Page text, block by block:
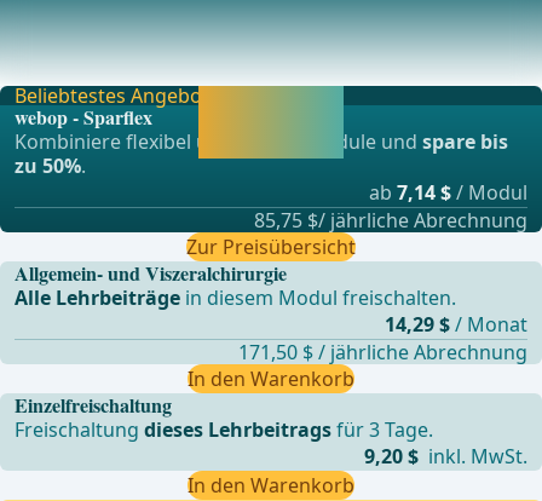
Evaluation of a Strategy Based on the 3-month Screening
Biopsy to Optimize the Immunosuppression in
Einzelfreischaltung
Freischaltungdieses Lehrbeitragsfür 3 Tage.
9,20 $ inkl. MwSt.
In den Warenkorb
Beliebtestes Angebot
webop - Sparflex
Kombiniere flexibel unsere Lernmodule undspare bis
zu 50%.
ab 7,14 $/ Modul
85,75 $/ jährliche Abrechnung
Zur Preisübersicht
Allgemein- und Viszeralchirurgie
Alle Lehrbeiträge in diesem Modul freischalten.
14,29 $/ Monat
171,50 $ / jährliche Abrechnung
In den Warenkorb